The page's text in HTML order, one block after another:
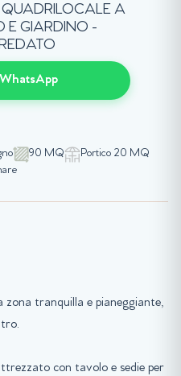
A
E GIARDINO -
90 MQ
Portico 20 MQ
tranquilla e pianeggiante,
con tavolo e sedie per